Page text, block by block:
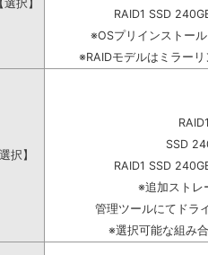
択】
RAID1 SSD
※OSプリインストー
※RAIDモデルはミラー
択】
SSD
RAID1 SSD
※追加ストレ
管理ツールにてドラ
※選択可能な組み